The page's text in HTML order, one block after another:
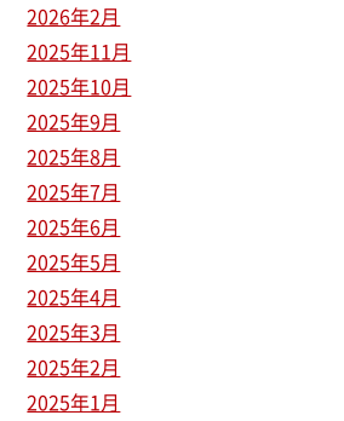
2026年2月
2025年11月
2025年10月
2025年9月
2025年8月
2025年7月
2025年6月
2025年5月
2025年4月
2025年3月
2025年2月
2025年1月